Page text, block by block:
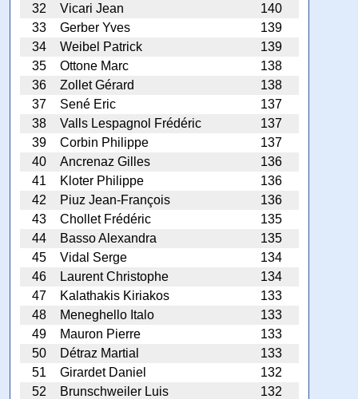
32
Vicari Jean
140
33
Gerber Yves
139
34
Weibel Patrick
139
35
Ottone Marc
138
36
Zollet Gérard
138
37
Sené Eric
137
38
Valls Lespagnol Frédéric
137
39
Corbin Philippe
137
40
Ancrenaz Gilles
136
41
Kloter Philippe
136
42
Piuz Jean-François
136
43
Chollet Frédéric
135
44
Basso Alexandra
135
45
Vidal Serge
134
46
Laurent Christophe
134
47
Kalathakis Kiriakos
133
48
Meneghello Italo
133
49
Mauron Pierre
133
50
Détraz Martial
133
51
Girardet Daniel
132
52
Brunschweiler Luis
132